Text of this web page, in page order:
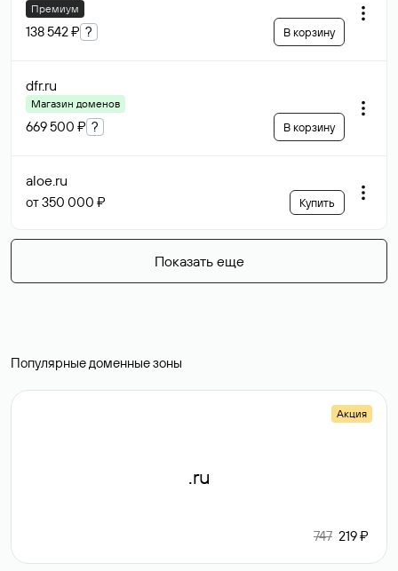
Премиум
138 542 ₽ ? В корзину
dfr.ru
Магазин доменов
669 500 ₽ ? В корзину
aloe.ru
от 350 000 ₽ Купить
Показать еще
Популярные доменные зоны
Акция
.ru
747 219 ₽